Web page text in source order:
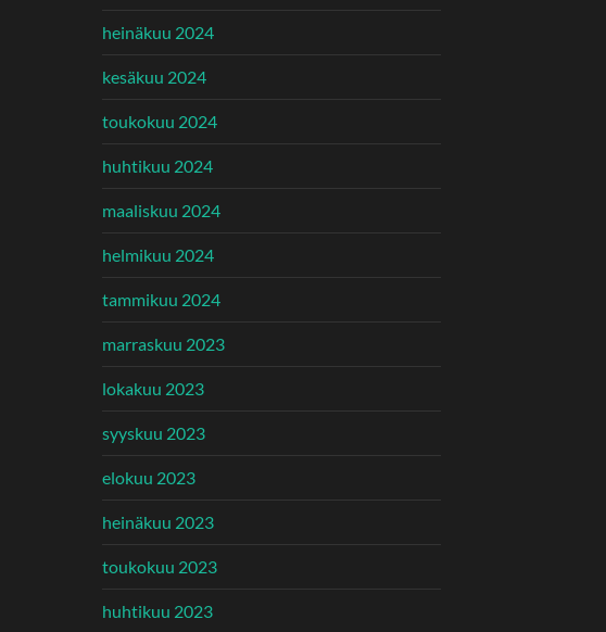
heinäkuu 2024
kesäkuu 2024
toukokuu 2024
huhtikuu 2024
maaliskuu 2024
helmikuu 2024
tammikuu 2024
marraskuu 2023
lokakuu 2023
syyskuu 2023
elokuu 2023
heinäkuu 2023
toukokuu 2023
huhtikuu 2023